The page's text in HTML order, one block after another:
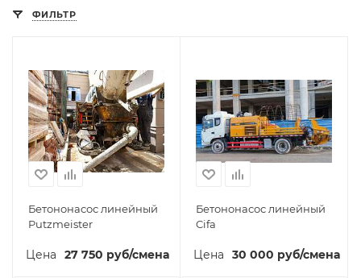
ФИЛЬТР
Бетононасос линейный
Putzmeister
27 750 руб/смена
Бетононасос линейный
Cifa
30 000 руб/смена